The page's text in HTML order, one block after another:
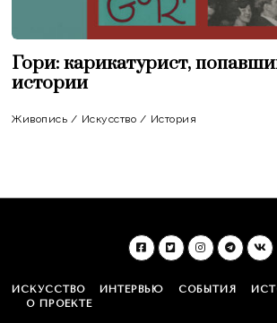
Гори: карикатурист,
истории
Живопись / Искусство / История
ИСКУССТВО ИНТЕРВЬЮ СОБЫТИЯ
О ПРОЕКТЕ